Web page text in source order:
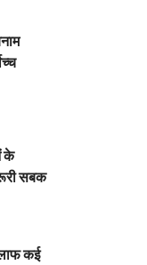
के
सबक
कई